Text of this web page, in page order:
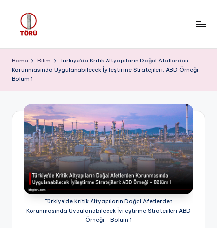
Ö
R
Ü
Home Bilim
Türkiye’de Kritik Altyapıların Doğal Afetlerden
Korunmasında Uygulanabilecek İyileştirme Stratejileri: ABD Örneği –
Bölüm 1
Türkiye’de Kritik Altyapıların Doğal Afetlerden
Korunmasında Uygulanabilecek İyileştirme Stratejileri ABD
Örneği - Bölüm 1